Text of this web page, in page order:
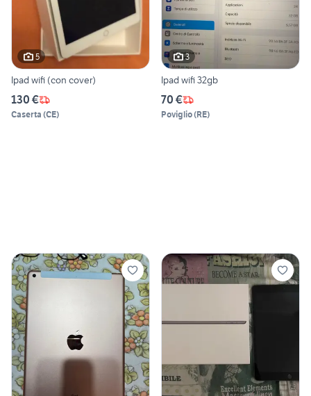
5
Ipad wifi (con cover)
130 €
Caserta (CE)
3
Ipad wifi 32gb
70 €
Poviglio(RE)